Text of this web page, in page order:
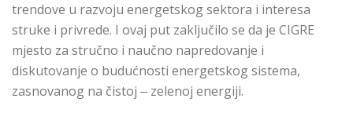
trendove u razvoju energetskog sektora i interesa
struke i privrede. I ovaj put zaključilo se da je CIGRE
mjesto za stručno i naučno napredovanje i
diskutovanje o budućnosti energetskog sistema,
zasnovanog na čistoj ‒ zelenoj energiji.